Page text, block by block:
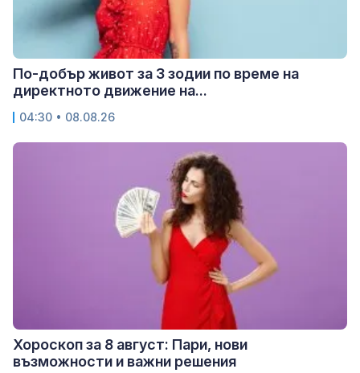
По-добър живот за 3 зодии по време на
директното движение на...
04:30 • 08.08.26
Хороскоп за 8 август: Пари, нови
възможности и важни решения